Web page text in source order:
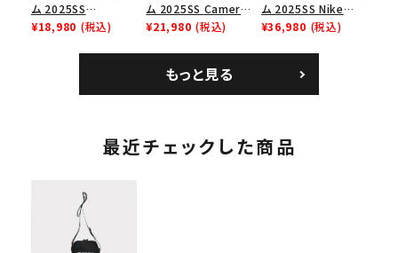
ム 2025SS
Homerun Tee ホー
¥18,980 (税込)
ム 2025SS Camera
Bag + Mini Pouch
¥21,980 (税込)
ム 2025SS Nike
Leather Shoulder
¥36,980 (税込)
もっと見る
最近チェックした商品